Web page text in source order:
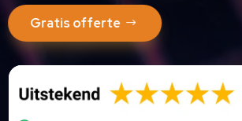
Gratis offerte